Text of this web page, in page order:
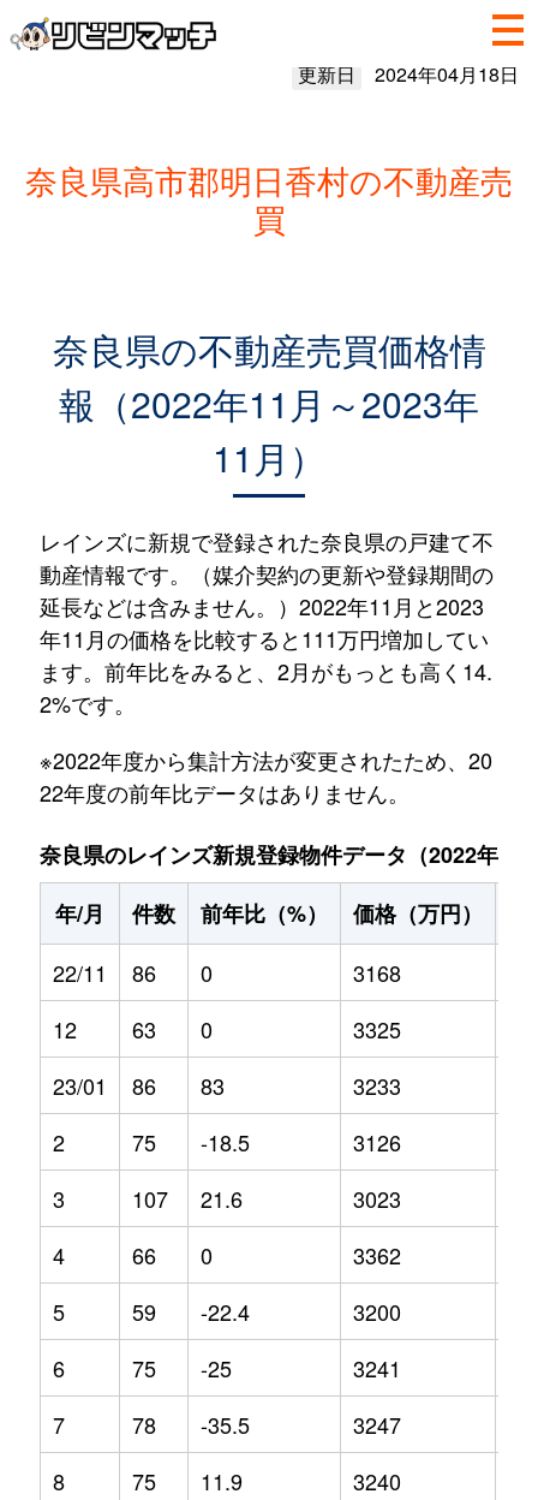
更新日 2024年04月18日
奈良県高市郡明日香村の不動産売
買
奈良県の不動産売買価格情
報（2022年11月～2023年
11月）
レインズに新規で登録された奈良県の戸建て不
動産情報です。（媒介契約の更新や登録期間の
延長などは含みません。）2022年11月と2023
年11月の価格を比較すると111万円増加してい
ます。前年比をみると、2月がもっとも高く14.
2%です。
※2022年度から集計方法が変更されたため、20
22年度の前年比データはありません。
奈良県のレインズ新規登録物件データ（2022年11
年/月
件数 前年比（%） 価格（万円）
22/11
86 0 3168
12
63 0 3325
23/01
86 83 3233
2
75 -18.5 3126
3
107 21.6 3023
4
66 0 3362
5
59 -22.4 3200
6
75 -25 3241
7
78 -35.5 3247
8
75 11.9 3240